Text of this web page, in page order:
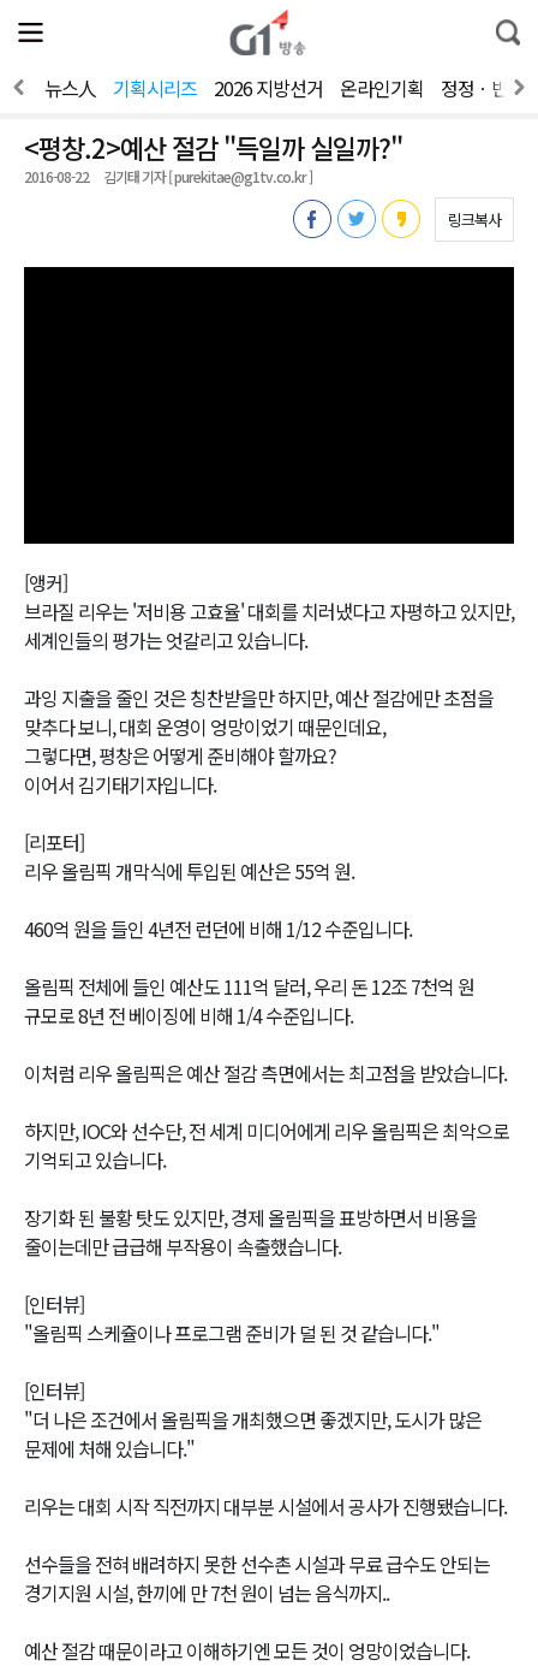
전
체
뉴
열
통
합
색
다 뉴스人 기획시리즈 2026 지방선거 온라인기획 정정ㆍ반론
<평창.2>예산 절감 "득일까 실일까?"
2016-08-22 김기태 기자 [ purekitae@g1tv.co.kr ]
링크복사
[앵커]
브라질 리우는 '저비용 고효율' 대회를 치러냈다고 자평하고 있지만,
세계인들의 평가는 엇갈리고 있습니다.
과잉 지출을 줄인 것은 칭찬받을만 하지만, 예산 절감에만 초점을
맞추다 보니, 대회 운영이 엉망이었기 때문인데요,
그렇다면, 평창은 어떻게 준비해야 할까요?
이어서 김기태기자입니다.
[리포터]
리우 올림픽 개막식에 투입된 예산은 55억 원.
460억 원을 들인 4년전 런던에 비해 1/12 수준입니다.
올림픽 전체에 들인 예산도 111억 달러, 우리 돈 12조 7천억 원
규모로 8년 전 베이징에 비해 1/4 수준입니다.
이처럼 리우 올림픽은 예산 절감 측면에서는 최고점을 받았습니다.
하지만, IOC와 선수단, 전 세계 미디어에게 리우 올림픽은 최악으로
기억되고 있습니다.
장기화 된 불황 탓도 있지만, 경제 올림픽을 표방하면서 비용을
줄이는데만 급급해 부작용이 속출했습니다.
[인터뷰]
"올림픽 스케쥴이나 프로그램 준비가 덜 된 것 같습니다."
[인터뷰]
"더 나은 조건에서 올림픽을 개최했으면 좋겠지만, 도시가 많은
문제에 처해 있습니다."
리우는 대회 시작 직전까지 대부분 시설에서 공사가 진행됐습니다.
선수들을 전혀 배려하지 못한 선수촌 시설과 무료 급수도 안되는
경기지원 시설, 한끼에 만 7천 원이 넘는 음식까지..
예산 절감 때문이라고 이해하기엔 모든 것이 엉망이었습니다.